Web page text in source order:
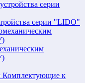
серии "LIDO"
Комплектующие к